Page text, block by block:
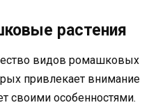
растения
видов ромашковых
привлекает внимание
своими особенностями.